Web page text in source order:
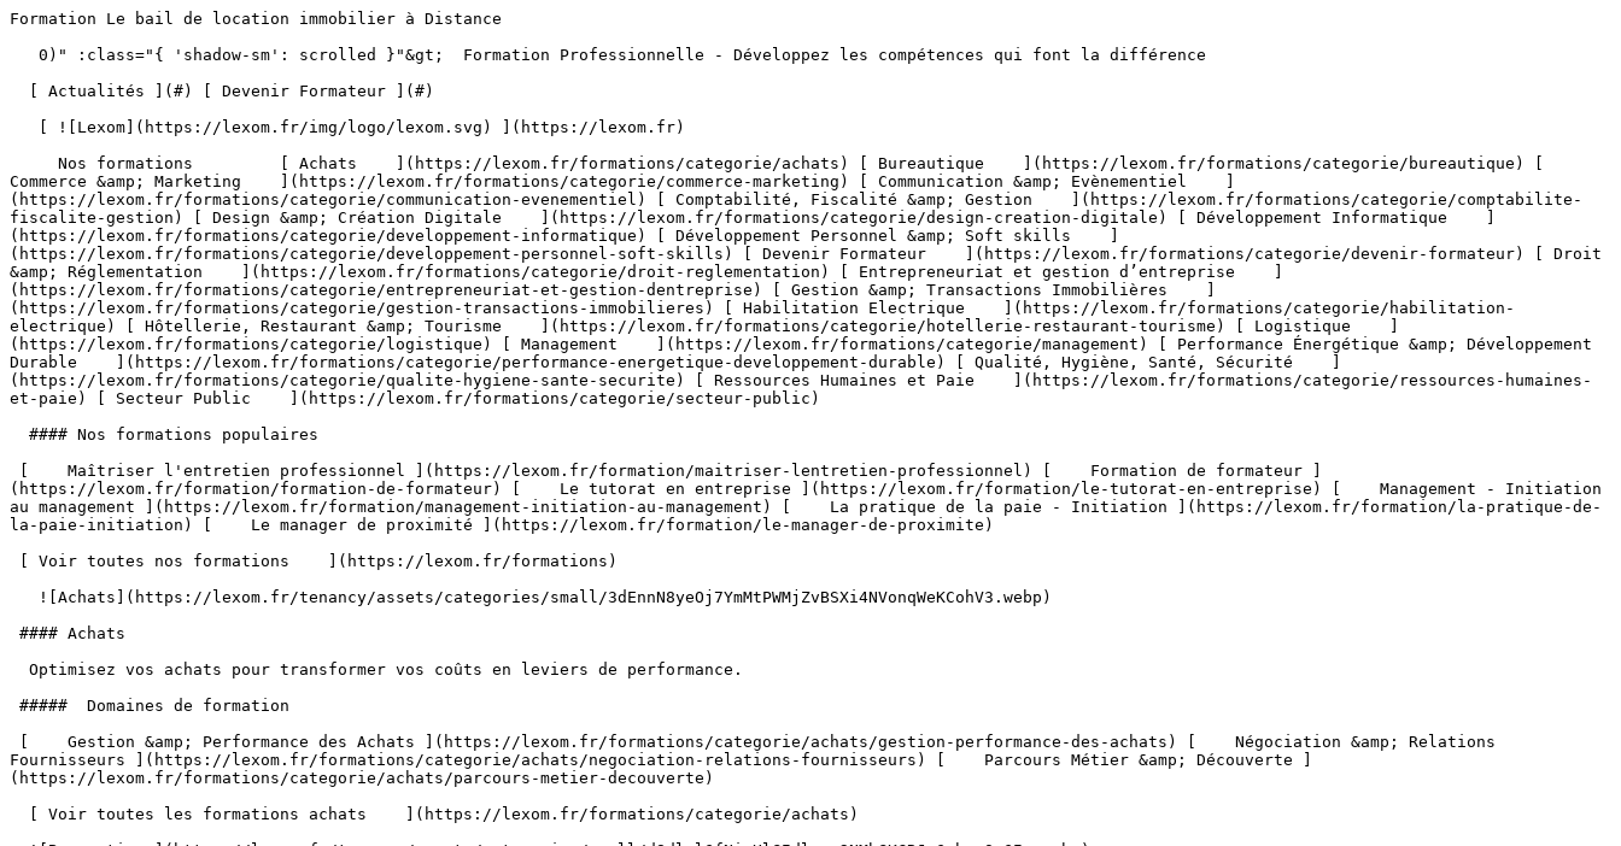
Formation Le bail de location immobilier à Distance                                   

   0)" :class="{ 'shadow-sm': scrolled }"&gt;  Formation Professionnelle - Développez les compétences qui font la différence 

  [ Actualités ](#) [ Devenir Formateur ](#)  

   [ ![Lexom](https://lexom.fr/img/logo/lexom.svg) ](https://lexom.fr) 

     Nos formations         [ Achats    ](https://lexom.fr/formations/categorie/achats) [ Bureautique    ](https://lexom.fr/formations/categorie/bureautique) [ Commerce &amp; Marketing    ](https://lexom.fr/formations/categorie/commerce-marketing) [ Communication &amp; Evènementiel    ](https://lexom.fr/formations/categorie/communication-evenementiel) [ Comptabilité, Fiscalité &amp; Gestion    ](https://lexom.fr/formations/categorie/comptabilite-fiscalite-gestion) [ Design &amp; Création Digitale    ](https://lexom.fr/formations/categorie/design-creation-digitale) [ Développement Informatique    ](https://lexom.fr/formations/categorie/developpement-informatique) [ Développement Personnel &amp; Soft skills    ](https://lexom.fr/formations/categorie/developpement-personnel-soft-skills) [ Devenir Formateur    ](https://lexom.fr/formations/categorie/devenir-formateur) [ Droit &amp; Réglementation    ](https://lexom.fr/formations/categorie/droit-reglementation) [ Entrepreneuriat et gestion d’entreprise    ](https://lexom.fr/formations/categorie/entrepreneuriat-et-gestion-dentreprise) [ Gestion &amp; Transactions Immobilières    ](https://lexom.fr/formations/categorie/gestion-transactions-immobilieres) [ Habilitation Electrique    ](https://lexom.fr/formations/categorie/habilitation-electrique) [ Hôtellerie, Restaurant &amp; Tourisme    ](https://lexom.fr/formations/categorie/hotellerie-restaurant-tourisme) [ Logistique    ](https://lexom.fr/formations/categorie/logistique) [ Management    ](https://lexom.fr/formations/categorie/management) [ Performance Énergétique &amp; Développement Durable    ](https://lexom.fr/formations/categorie/performance-energetique-developpement-durable) [ Qualité, Hygiène, Santé, Sécurité    ](https://lexom.fr/formations/categorie/qualite-hygiene-sante-securite) [ Ressources Humaines et Paie    ](https://lexom.fr/formations/categorie/ressources-humaines-et-paie) [ Secteur Public    ](https://lexom.fr/formations/categorie/secteur-public) 

  #### Nos formations populaires

 [    Maîtriser l'entretien professionnel ](https://lexom.fr/formation/maitriser-lentretien-professionnel) [    Formation de formateur ](https://lexom.fr/formation/formation-de-formateur) [    Le tutorat en entreprise ](https://lexom.fr/formation/le-tutorat-en-entreprise) [    Management - Initiation au management ](https://lexom.fr/formation/management-initiation-au-management) [    La pratique de la paie - Initiation ](https://lexom.fr/formation/la-pratique-de-la-paie-initiation) [    Le manager de proximité ](https://lexom.fr/formation/le-manager-de-proximite) 

 [ Voir toutes nos formations    ](https://lexom.fr/formations) 

   ![Achats](https://lexom.fr/tenancy/assets/categories/small/3dEnnN8yeOj7YmMtPWMjZvBSXi4NVonqWeKCohV3.webp) 

 #### Achats 

  Optimisez vos achats pour transformer vos coûts en leviers de performance.

 #####  Domaines de formation 

 [    Gestion &amp; Performance des Achats ](https://lexom.fr/formations/categorie/achats/gestion-performance-des-achats) [    Négociation &amp; Relations Fournisseurs ](https://lexom.fr/formations/categorie/achats/negociation-relations-fournisseurs) [    Parcours Métier &amp; Découverte ](https://lexom.fr/formations/categorie/achats/parcours-metier-decouverte) 

  [ Voir toutes les formations achats    ](https://lexom.fr/formations/categorie/achats) 

  ![Bureautique](https://lexom.fr/tenancy/assets/categories/small/dOdlwl6fNirHlGIdlqxo9NMbGKCRJm6vhpz0r6Ic.webp) 

 #### Bureautique 

  Boostez votre productivité grâce à nos formations bureautiques adaptées à tous niveaux.

 #####  Domaines de formation 

 [    Excel ](https://lexom.fr/formations/categorie/bureautique/excel) [    Google Suite &amp; Outils collaboratifs ](https://lexom.fr/formations/categorie/bureautique/google-suite-outils-collaboratifs) [    Intelligence artificielle (IA) ](https://lexom.fr/formations/categorie/bureautique/intelligence-artificielle-ia) [    Internet, Cloud &amp; Sécurité ](https://lexom.fr/formations/categorie/bureautique/internet-cloud-securite) [    OneNote ](https://lexom.fr/formations/categorie/bureautique/onenote) [    Outlook ](https://lexom.fr/formations/categorie/bureautique/outlook) [    Powerpoint ](https://lexom.fr/formations/categorie/bureautique/powerpoint) [    Publisher ](https://lexom.fr/formations/categorie/bureautique/publisher) [    Système d'exploitation ](https://lexom.fr/formations/categorie/bureautique/systeme-dexploitation) [    Word ](https://lexom.fr/formations/categorie/bureautique/word) 

  [ Voir toutes les formations bureautique    ](https://lexom.fr/formations/categorie/bureautique) 

  ![Commerce & Marketing](https://lexom.fr/tenancy/assets/categories/small/hhPP2XL4ozUX1eWqaQWRGCkg6vW7vKEC3TALNuEw.webp) 

 #### Commerce &amp; Marketing 

  Développez vos ventes, fidélisez vos clients et boostez votre visibilité grâce aux meilleures pratiques commerciales et marketing.

 #####  Domaines de formation 

 [    CRM &amp; Relation Client ](https://lexom.fr/formations/categorie/commerce-marketing/crm-relation-client) [    Marketing Digital &amp; Réseaux Sociaux ](https://lexom.fr/formations/categorie/commerce-marketing/marketing-digital-reseaux-sociaux) [    Négociation Commerciale ](https://lexom.fr/formations/categorie/commerce-marketing/negociation-commerciale) [    Parcours Métier &amp; Découverte ](https://lexom.fr/formations/categorie/commerce-marketing/parcours-metier-decouverte-1) [    Prospection &amp; Fidélisation Client ](https://lexom.fr/formations/categorie/commerce-marketing/prospection-fidelisation-client) [    Service Après Vente (SAV) ](https://lexom.fr/formations/categorie/commerce-marketing/service-apres-vente-sav) [    Stratégie &amp; Plan Marketing ](https://lexom.fr/formations/categorie/commerce-marketing/strategie-plan-marketing) [    Techniques de Vente ](https://lexom.fr/formations/categorie/commerce-marketing/techniques-de-vente) 

  [ Voir toutes les formations commerce &amp; marketing    ](https://lexom.fr/formations/categorie/commerce-marketing) 

  ![Communication & Evènementiel](https://lexom.fr/tenancy/assets/categories/small/S8UCgEtfGZCGsuKcIuFAO1dGJU8nvHNu4BUZwdRi.webp) 

 #### Communication &amp; Evènementiel 

  Alliez communication impactante et organisation d’événements réussis pour marquer les esprits et créer du lien.

 #####  Domaines de formation 

 [    Communication Digitale &amp; Réseaux Sociaux ](https://lexom.fr/formations/categorie/communication-evenementiel/communication-digitale-reseaux-sociaux) [    Communication Interne &amp; Externe ](https://lexom.fr/formations/categorie/communication-evenementiel/communication-interne-externe) [    Organisation d’Événements Professionnels ](https://lexom.fr/formations/categorie/communication-evenementiel/organisation-devenements-professionnels) [    Parcours Métier &amp; Découverte ](https://lexom.fr/formations/categorie/communication-evenementiel/parcours-metier-decouverte-12) 

  [ Voir toutes les formations communication &amp; evènementiel    ](https://lexom.fr/formations/categorie/communication-evenementiel) 

  ![Comptabilité, Fiscalité & Gestion](https://lexom.fr/tenancy/assets/categories/small/dVNgmt1tZIUD9woC2rbZbOZoxRUJOR1Gwbjw9vaD.webp) 

 #### Comptabilité, Fiscalité &amp; Gestion 

  Maîtrisez les chiffres, sécurisez vos décisions et pilotez la performance de votre entreprise.

 #####  Domaines de formation 

 [    Comptabilité Générale &amp; Analytique ](https://lexom.fr/formations/categorie/comptabilite-fiscalite-gestion/comptabilite-generale-analytique) [    Contrôle de Gestion &amp; Tableaux de Bord ](https://lexom.fr/formations/categorie/comptabilite-fiscalite-gestion/controle-de-gestion-tableaux-de-bord) [    Fiscalité &amp; Obligations Légales ](https://lexom.fr/formations/categorie/comptabilite-fiscalite-gestion/fiscalite-obligations-legales) [    Gestion Financière &amp; Trésorerie ](https://lexom.fr/formations/categorie/comptabilite-fiscalite-gestion/gestion-financiere-tresorerie) [    Outils de Gestion ](https://lexom.fr/formations/categorie/comptabilite-fiscalite-gestion/outils-de-gestion) [    Parcours Métier &amp; Découverte ](https://lexom.fr/formations/categorie/comptabilite-fiscalite-gestion/parcours-metier-decouverte-2) 

  [ Voir toutes les formations comptabilité, fiscalité &amp; gestion    ](https://lexom.fr/formations/categorie/comptabilite-fiscalite-gestion) 

  ![Design & Création Digitale](https://lexom.fr/tenancy/assets/categories/small/fPTxm2WjoWh7SmGhU1DYvTe3UbKEDe2rjoP3meAQ.webp) 

 #### Design &amp; Création Digitale 

  Alliez créativité et impact pour donner vie à vos projets digitaux.

 #####  Domaines de formation 

 [    DAO - 3D &amp; CAO ](https://lexom.fr/formations/categorie/design-creation-digitale/dao-3d-cao) [    Graphisme &amp; Design ](https://lexom.fr/formations/categorie/design-creation-digitale/graphisme-design) [    PAO ](https://lexom.fr/formations/categorie/design-creation-digitale/pao) [    Vidéo &amp; Motion Design ](https://lexom.fr/formations/categorie/design-creation-digitale/video-motion-design) 

  [ Voir toutes les formations design &amp; création digitale    ](https://lexom.fr/formations/categorie/design-creation-digitale) 

  ![Développement Informatique](https://lexom.fr/tenancy/assets/categories/small/OcGQIL0de4biUAG0T5MDyjqX9dNcM1J0zHqhyv1c.webp) 

 #### Développement Informatique 

  Devenez acteur du numérique : développez vos compétences en programmation et créez les solutions de demain.

 #####  Domaines de formation 

 [    Applications &amp; Logiciels ](https://lexom.fr/formations/categorie/developpement-informatique/applications-logiciels) [    Bases de Do